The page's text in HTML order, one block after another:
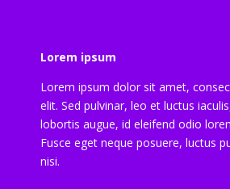
Lorem ipsum
Lorem ipsum dolor sit amet,
elit. Sed pulvinar, leo et luctus
lobortis augue, id eleifend odio
Fusce eget neque posuere, luctus
nisi.